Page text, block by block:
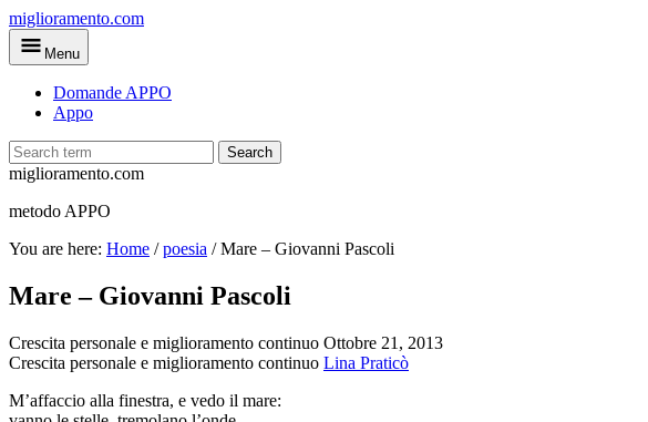
Skip
to
main
miglioramento.com
Menu
Domande APPO
Appo
Search
miglioramento.com
metodo APPO
You are here: Home /poesia /Mare – Giovanni Pascoli
Mare – Giovanni Pascoli
Crescita personale e miglioramento continuo Ottobre 21, 2013
Crescita personale e miglioramento continuo Lina Praticò
M’affaccio alla finestra, e vedo il mare: